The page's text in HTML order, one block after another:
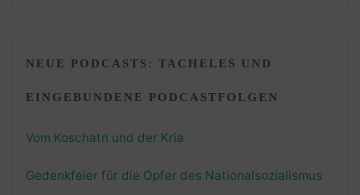
NEUE PODCASTS: TACHELES UND
EINGEBUNDENE PODCASTFOLGEN
Vom Koschatn und der Kria
Gedenkfeier für die Opfer des Nationalsozialismus